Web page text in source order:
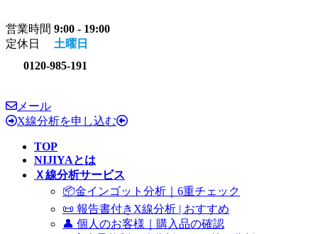
営業時間 9:00 - 19:00
定休日 土曜日
0120-985-191
メール
X線分析を申し込む
TOP
NIJIYAとは
Ｘ線分析サービス
📦金インゴット分析｜6重チェック
📜 報告書付きX線分析 | おすすめ
👤 個人のお客様｜購入品の確認